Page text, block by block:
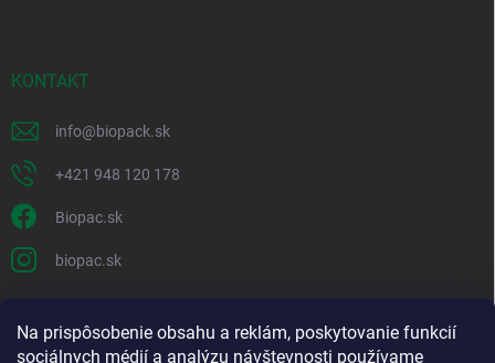
Na prispôsobenie obsahu a reklám, poskytovanie funkcií
sociálnych médií a analýzu návštevnosti používame
KONTAKT
info@biopack.sk
+421 948 120 178
Biopac.sk
biopac.sk
Good E-shops have logic. SALELOGICS